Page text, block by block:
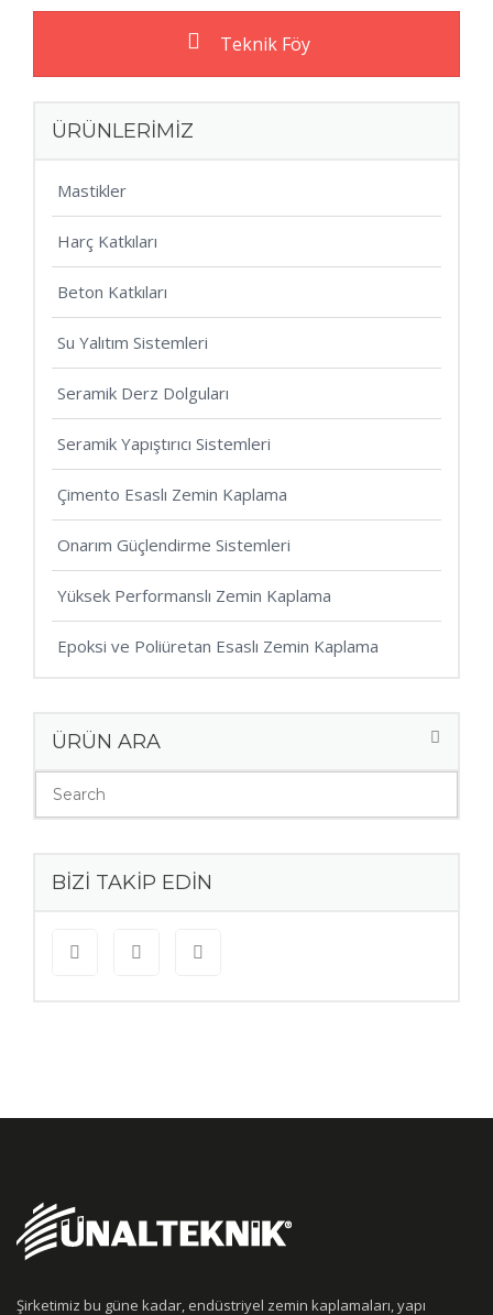
Teknik Föy
ÜRÜNLERİMİZ
Mastikler
Harç Katkıları
Beton Katkıları
Su Yalıtım Sistemleri
Seramik Derz Dolguları
Seramik Yapıştırıcı Sistemleri
Çimento Esaslı Zemin Kaplama
Onarım Güçlendirme Sistemleri
Yüksek Performanslı Zemin Kaplama
Epoksi ve Poliüretan Esaslı Zemin Kaplama
ÜRÜN ARA
BIZI TAKIP EDIN
Şirketimiz bu güne kadar, endüstriyel zemin kaplamaları, yapı